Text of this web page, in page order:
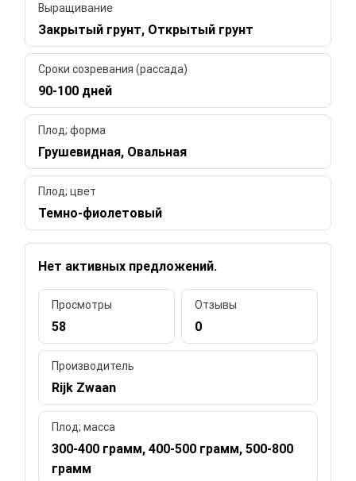
Выращивание
Закрытый грунт, Открытый грунт
Сроки созревания (рассада)
90-100 дней
Плод; форма
Грушевидная, Овальная
Плод; цвет
Темно-фиолетовый
Нет активных предложений.
Просмотры
58
Отзывы
0
Производитель
Rijk Zwaan
Плод; масса
300-400 грамм, 400-500 грамм, 500-800
грамм